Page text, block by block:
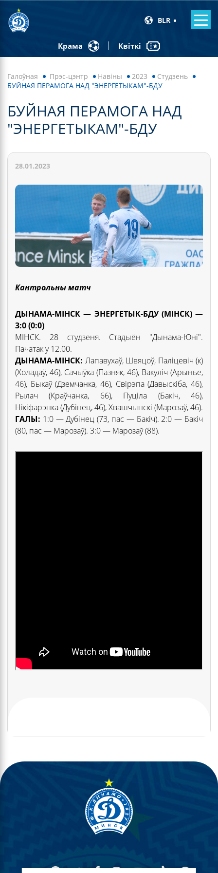
BLR
Крама Квіткі
Галоўная Прэс-цэнтр Навiны 2023
Студзень
БУЙНАЯ ПЕРАМОГА НАД "ЭНЕРГЕТЫКАМ"-БДУ
БУЙНАЯ ПЕРАМОГА НАД
"ЭНЕРГЕТЫКАМ"-БДУ
28.01.2023
Кантрольны матч
ДЫНАМА-МІНСК — ЭНЕРГЕТЫК-БДУ (МІНСК) —
3:0 (0:0)
МІНСК. 28 студзеня. Стадыён "Дынама-Юні".
Пачатак у 12.00.
ДЫНАМА-МІНСК: Лапавухаў, Швяцоў, Паліцевіч (к)
(Холадаў, 46), Сачыўка (Пазняк, 46), Вакуліч (Арыньё,
46), Быкаў (Дземчанка, 46), Свірэпа (Давыскіба, 46),
Рылач (Краўчанка, 66), Пуціла (Бакіч, 46),
Нікіфарэнка (Дубінец, 46), Хвашчынскі (Марозаў, 46).
ГАЛЫ: 1:0 — Дубінец (73, пас — Бакіч). 2:0 — Бакіч
(80, пас — Марозаў). 3:0 — Марозаў (88).